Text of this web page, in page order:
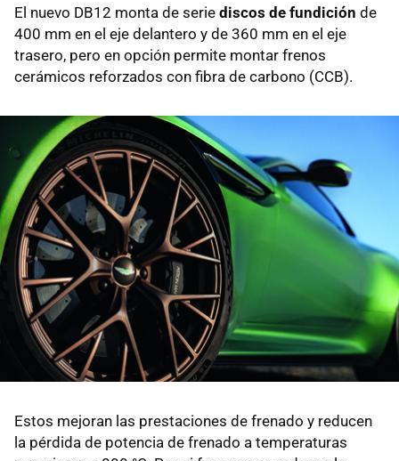
El nuevo DB12 monta de serie discos de fundición de
400 mm en el eje delantero y de 360 mm en el eje
trasero, pero en opción permite montar frenos
cerámicos reforzados con fibra de carbono (CCB).
Estos mejoran las prestaciones de frenado y reducen
la pérdida de potencia de frenado a temperaturas